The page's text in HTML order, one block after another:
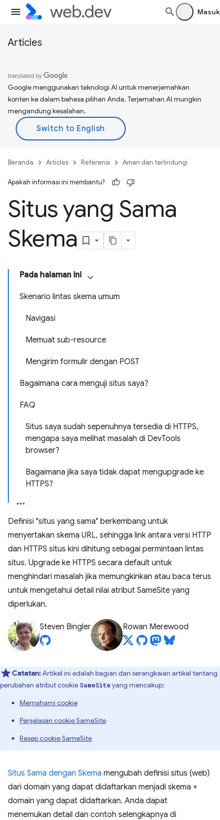
Masuk
Articles
Google menggunakan teknologi AI untuk menerjemahkan
konten ke dalam bahasa pilihan Anda. Terjemahan AI mungkin
mengandung kesalahan.
Beranda Articles Referensi Aman dan terlindungi
Apakah informasi ini membantu?
Situs yang Sama
Skema
Pada halaman ini
Skenario lintas skema umum
Navigasi
Memuat sub-resource
Mengirim formulir dengan POST
Bagaimana cara menguji situs saya?
FAQ
Situs saya sudah sepenuhnya tersedia di HTTPS,
mengapa saya melihat masalah di DevTools
browser?
Bagaimana jika saya tidak dapat mengupgrade ke
HTTPS?
Definisi "situs yang sama" berkembang untuk
menyertakan skema URL, sehingga link antara versi HTTP
dan HTTPS situs kini dihitung sebagai permintaan lintas
situs. Upgrade ke HTTPS secara default untuk
menghindari masalah jika memungkinkan atau baca terus
untuk mengetahui detail nilai atribut SameSite yang
diperlukan.
Steven Bingler Rowan Merewood
Catatan:Artikel ini adalah bagian dari serangkaian artikel tentang
perubahan atribut cookie SameSiteyang mencakup:
Memahami cookie
Penjelasan cookie SameSite
Resep cookie SameSite
Situs Sama dengan Skema mengubah definisi situs (web)
dari domain yang dapat didaftarkan menjadi skema +
domain yang dapat didaftarkan. Anda dapat
menemukan detail dan contoh selengkapnya di